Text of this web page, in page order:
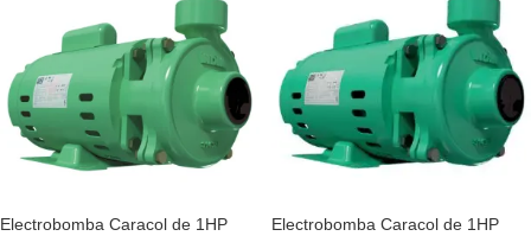
Electrobomba Caracol de 1HP
Electrobomba Caracol de 1HP